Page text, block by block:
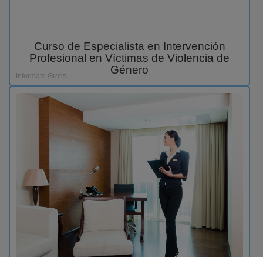
Curso de Especialista en Intervención
Profesional en Víctimas de Violencia de
Género
Informate Gratis